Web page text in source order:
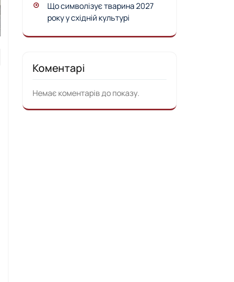
Що символізує тварина 2027
року у східній культурі
Коментарі
Немає коментарів до показу.